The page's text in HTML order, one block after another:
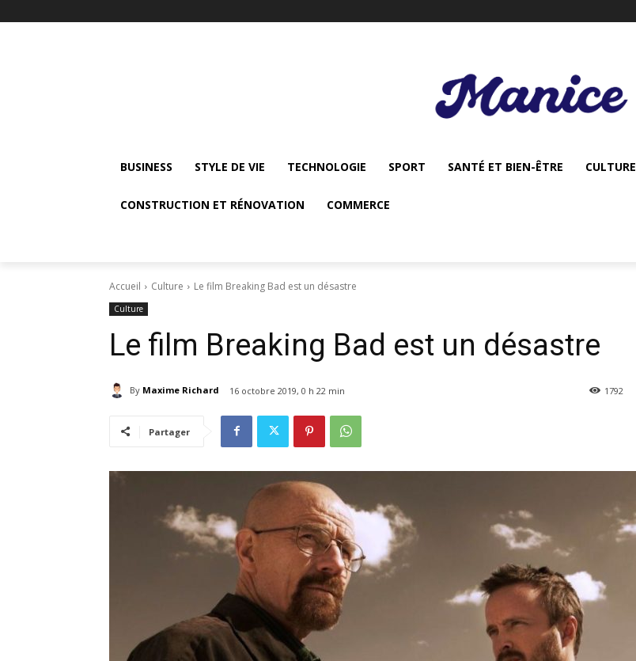
BUSINESS STYLE DE VIE TECHNOLOGIE SPORT SANTÉ ET BIEN-ÊTRE CULTURE
CONSTRUCTION ET RÉNOVATION COMMERCE
Accueil Culture Le film Breaking Bad est un désastre
Culture
Le film Breaking Bad est un désastre
By Maxime Richard 16 octobre 2019, 0 h 22 min 1792
Partager